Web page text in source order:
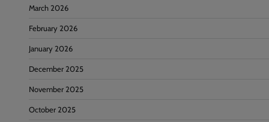
March 2026
February 2026
January 2026
December 2025
November 2025
October 2025